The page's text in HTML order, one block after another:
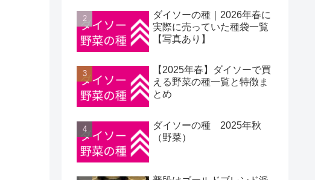
ダイソーの種｜2026年春に
実際に売っていた種袋一覧
【写真あり】
【2025年春】ダイソーで買
える野菜の種一覧と特徴ま
とめ
ダイソーの種 2025年秋
（野菜）